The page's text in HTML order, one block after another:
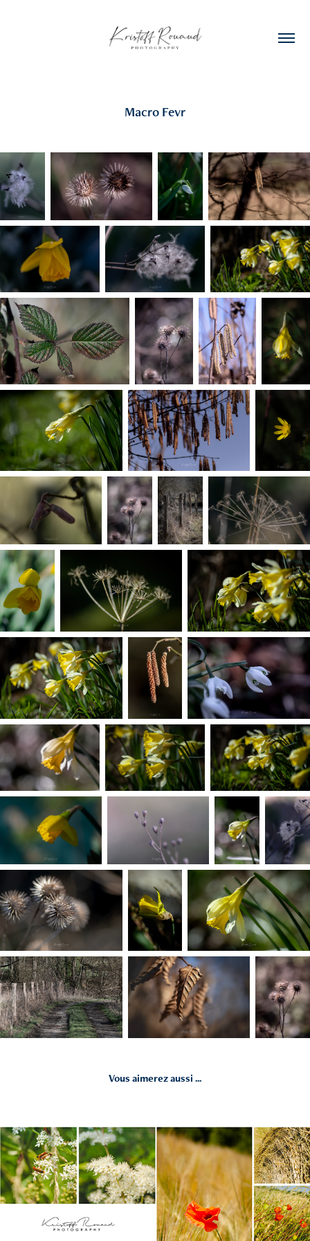
Macro Fevr
Vous aimerez aussi ...
2019
Autour de Firfol